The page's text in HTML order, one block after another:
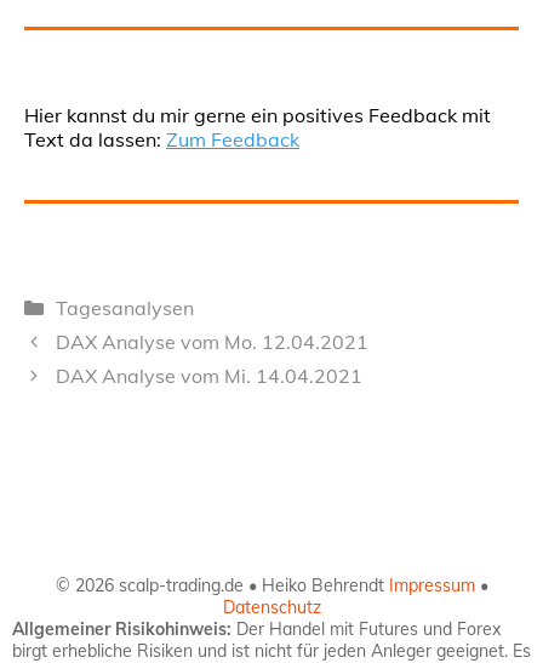
Hier kannst du mir gerne ein positives Feedback mit
Text da lassen: Zum Feedback
Kategorien
Tagesanalysen
DAX Analyse vom Mo. 12.04.2021
DAX Analyse vom Mi. 14.04.2021
© 2026 scalp-trading.de • Heiko Behrendt Impressum•
Datenschutz
Allgemeiner Risikohinweis: Der Handel mit Futures und Forex
birgt erhebliche Risiken und ist nicht für jeden Anleger geeignet. Es